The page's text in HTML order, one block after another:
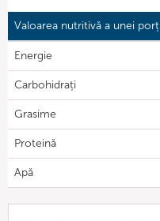
Valoarea nutritivă a unei
Energie
Carbohidrați
Grasime
Proteină
Apă